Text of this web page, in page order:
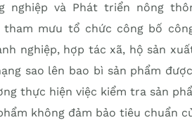
nghiệp và Phát triển nông
tham mưu tổ chức công bố
nghiệp, hợp tác xã, hộ sản
sao lên bao bì sản phẩm
thực hiện việc kiểm tra sản
không đảm bảo tiêu chuẩn